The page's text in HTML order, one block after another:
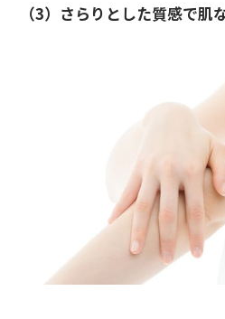
（3）さらりとした質感で肌